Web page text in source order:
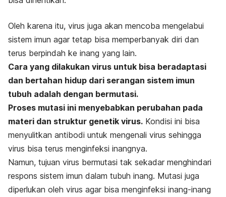
Oleh karena itu, virus juga akan mencoba mengelabui
sistem imun agar tetap bisa memperbanyak diri dan
terus berpindah ke inang yang lain.
Cara yang dilakukan virus untuk bisa beradaptasi
dan bertahan hidup dari serangan sistem imun
tubuh adalah dengan bermutasi.
Proses mutasi ini menyebabkan perubahan pada
materi dan struktur genetik virus. Kondisi ini bisa
menyulitkan antibodi untuk mengenali virus sehingga
virus bisa terus menginfeksi inangnya.
Namun, tujuan virus bermutasi tak sekadar menghindari
respons sistem imun dalam tubuh inang. Mutasi juga
diperlukan oleh virus agar bisa menginfeksi inang-inang